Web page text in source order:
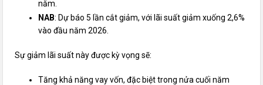
năm.
NAB: Dự báo 5 lần cắt giảm, với lãi suất giảm xuống 2,6%
vào đầu năm 2026.
Sự giảm lãi suất này được kỳ vọng sẽ:
Tăng khả năng vay vốn, đặc biệt trong nửa cuối năm